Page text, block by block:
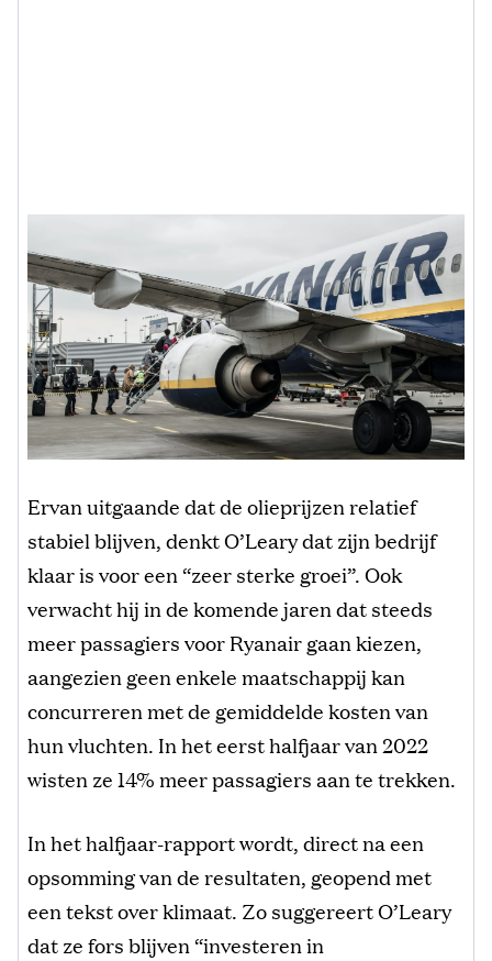
Ervan uitgaande dat de olieprijzen relatief
stabiel blijven, denkt O’Leary dat zijn bedrijf
klaar is voor een “zeer sterke groei”. Ook
verwacht hij in de komende jaren dat steeds
meer passagiers voor Ryanair gaan kiezen,
aangezien geen enkele maatschappij kan
concurreren met de gemiddelde kosten van
hun vluchten. In het eerst halfjaar van 2022
wisten ze 14% meer passagiers aan te trekken.
In het halfjaar-rapport wordt, direct na een
opsomming van de resultaten, geopend met
een tekst over klimaat. Zo suggereert O’Leary
dat ze fors blijven “investeren in